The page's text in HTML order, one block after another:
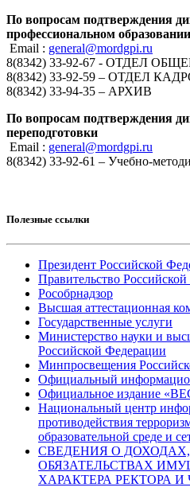
По вопросам подтверждения
профессиональном образовании
Email : general@mordgpi.ru
8(8342) 33-92-67 - ОТДЕЛ
8(8342) 33-92-59 – ОТДЕЛ
8(8342) 33-94-35 – АРХИВ
По вопросам подтверждения
переподготовки
Email : general@mordgpi.ru
8(8342) 33-92-61 – Учебно-
Полезные ссылки
Президент Российской
Правительство
Рособрнадзор
Высшая аттестационная
Государственные услуги
Министерство науки и
Российской Федерации
Минпросвещения
Официальный
Официальное издание
Национальный центр
противодействия
образовательной среде и
СВЕДЕНИЯ О
ОБЯЗАТЕЛЬСТВАХ
ХАРАКТЕРА РЕКТОРА